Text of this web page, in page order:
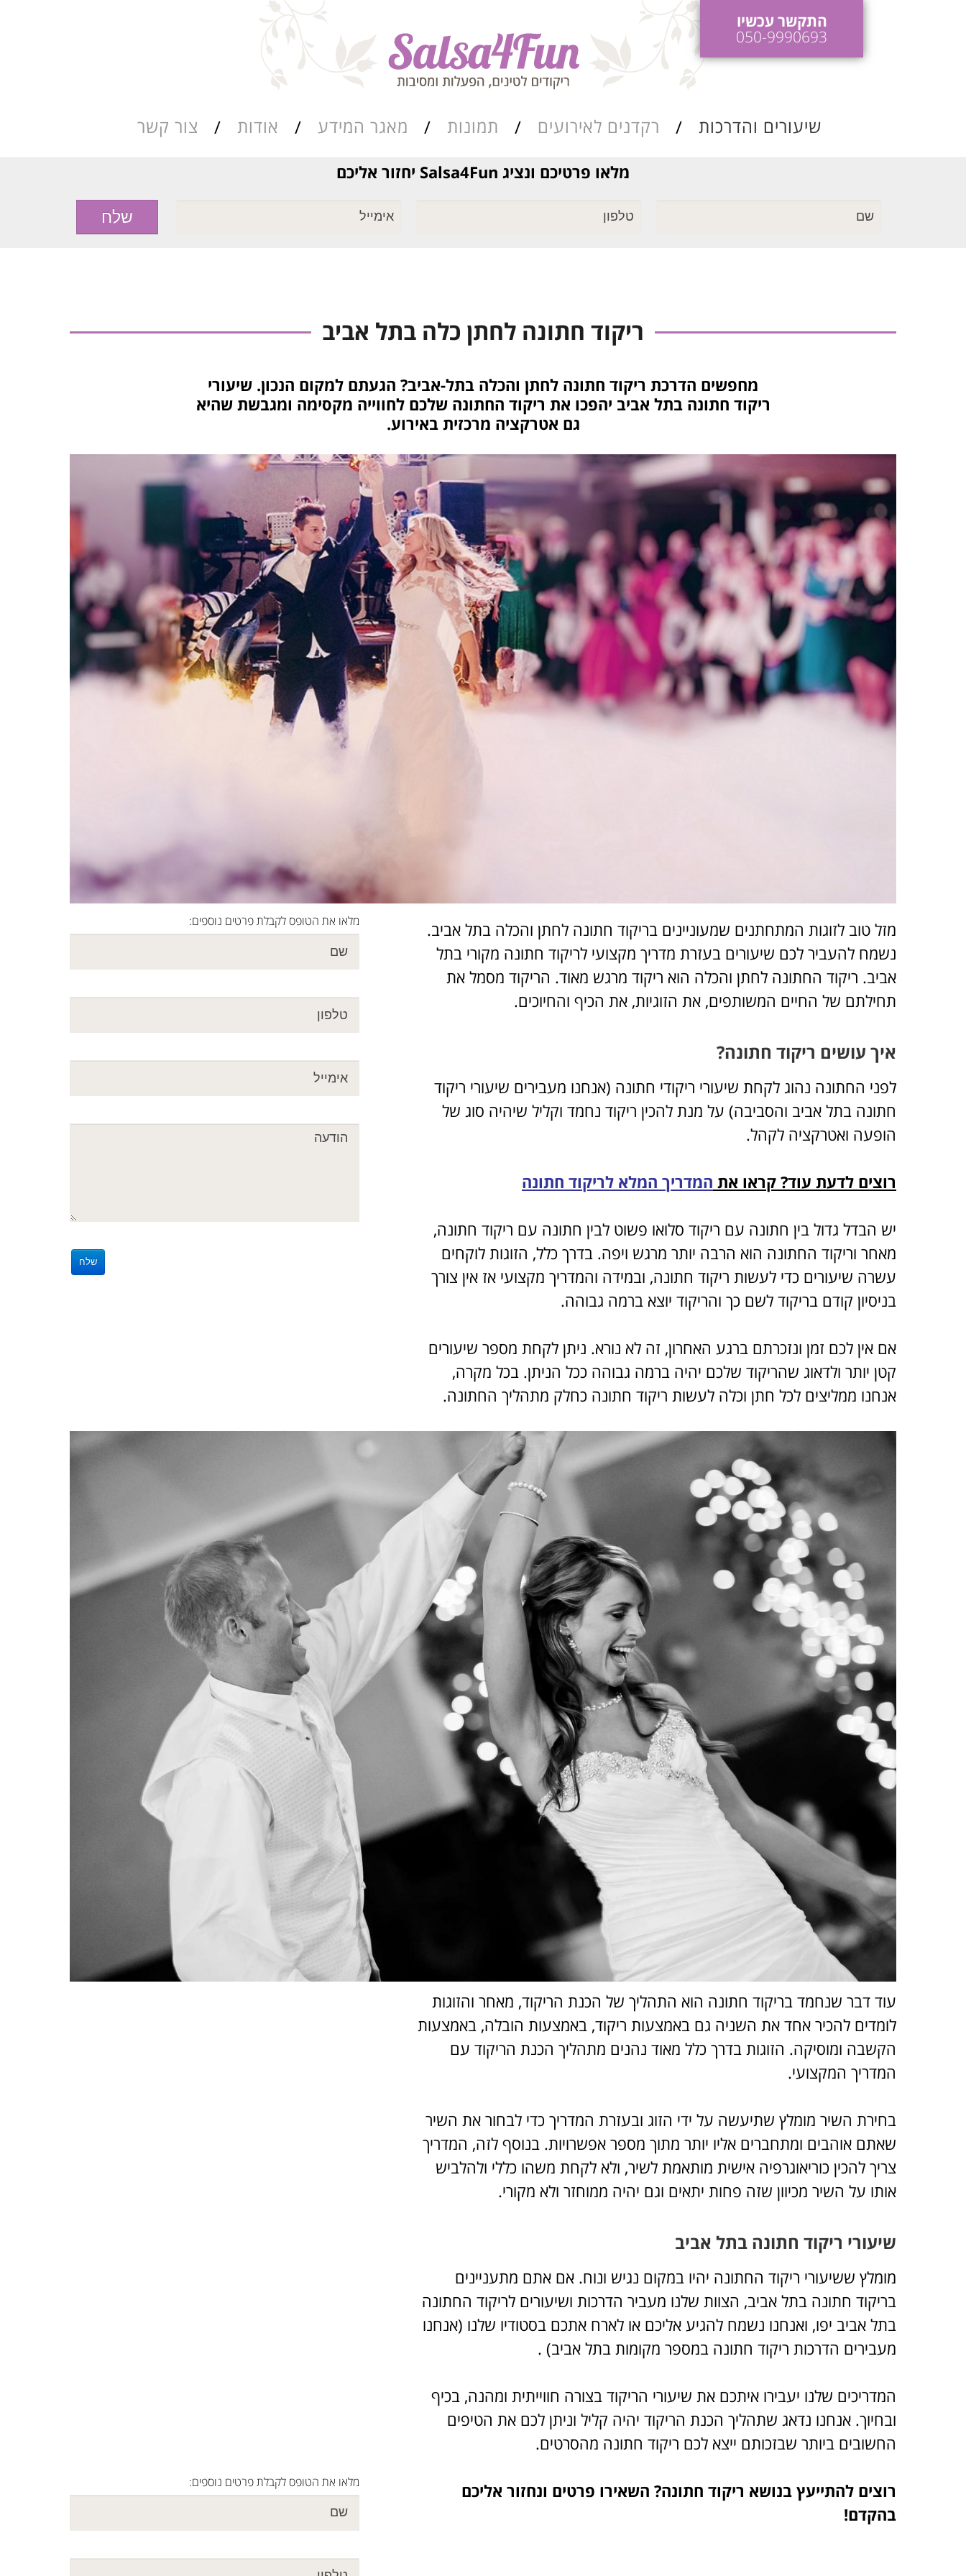
התקשר עכשיו
050-9990693
שיעורים והדרכות רקדנים לאירועים תמונות מאגר המידע
ריקוד שורות
אודות צור קשר
מלאו פרטיכם ונציג Salsa4Fun יחזור אליכם
ריקוד חתונה לחתן כלה בתל אביב
מחפשים הדרכת ריקוד חתונה לחתן והכלה בתל-אביב? הגעתם למקום הנכון. שיעורי
ריקוד חתונה בתל אביב יהפכו את ריקוד החתונה שלכם לחווייה מקסימה ומגבשת שהיא
גם אטרקציה מרכזית באירוע.
מלאו את הטופס לקבלת פרטים נוספים:
מזל טוב לזוגות המתחתנים שמעוניינים בריקוד חתונה לחתן והכלה בתל אביב.
נשמח להעביר לכם שיעורים בעזרת מדריך מקצועי לריקוד חתונה מקורי בתל
אביב. ריקוד החתונה לחתן והכלה הוא ריקוד מרגש מאוד. הריקוד מסמל את
תחילתם של החיים המשותפים, את הזוגיות, את הכיף והחיוכים.
איך עושים ריקוד חתונה?
לפני החתונה נהוג לקחת שיעורי ריקודי חתונה (אנחנו מעבירים שיעורי ריקוד
חתונה בתל אביב והסביבה) על מנת להכין ריקוד נחמד וקליל שיהיה סוג של
הופעה ואטרקציה לקהל.
רוצים לדעת עוד? קראו את המדריך המלא לריקוד חתונה
יש הבדל גדול בין חתונה עם ריקוד סלואו פשוט לבין חתונה עם ריקוד חתונה,
מאחר וריקוד החתונה הוא הרבה יותר מרגש ויפה. בדרך כלל, הזוגות לוקחים
עשרה שיעורים כדי לעשות ריקוד חתונה, ובמידה והמדריך מקצועי אז אין צורך
בניסיון קודם בריקוד לשם כך והריקוד יוצא ברמה גבוהה.
אם אין לכם זמן ונזכרתם ברגע האחרון, זה לא נורא. ניתן לקחת מספר שיעורים
קטן יותר ולדאוג שהריקוד שלכם יהיה ברמה גבוהה ככל הניתן. בכל מקרה,
אנחנו ממליצים לכל חתן וכלה לעשות ריקוד חתונה כחלק מתהליך החתונה.
עוד דבר שנחמד בריקוד חתונה הוא התהליך של הכנת הריקוד, מאחר והזוגות
לומדים להכיר אחד את השניה גם באמצעות ריקוד, באמצעות הובלה, באמצעות
הקשבה ומוסיקה. הזוגות בדרך כלל מאוד נהנים מתהליך הכנת הריקוד עם
המדריך המקצועי.
בחירת השיר מומלץ שתיעשה על ידי הזוג ובעזרת המדריך כדי לבחור את השיר
שאתם אוהבים ומתחברים אליו יותר מתוך מספר אפשרויות. בנוסף לזה, המדריך
צריך להכין כוריאוגרפיה אישית מותאמת לשיר, ולא לקחת משהו כללי ולהלביש
אותו על השיר מכיוון שזה פחות יתאים וגם יהיה ממוחזר ולא מקורי.
שיעורי ריקוד חתונה בתל אביב
מומלץ ששיעורי ריקוד החתונה יהיו במקום נגיש ונוח. אם אתם מתעניינים
בריקוד חתונה בתל אביב, הצוות שלנו מעביר הדרכות ושיעורים לריקוד החתונה
בתל אביב יפו, ואנחנו נשמח להגיע אליכם או לארח אתכם בסטודיו שלנו (אנחנו
מעבירים הדרכות ריקוד חתונה במספר מקומות בתל אביב) .
המדריכים שלנו יעבירו איתכם את שיעורי הריקוד בצורה חווייתית ומהנה, בכיף
ובחיוך. אנחנו נדאג שתהליך הכנת הריקוד יהיה קליל וניתן לכם את הטיפים
החשובים ביותר שבזכותם ייצא לכם ריקוד חתונה מהסרטים.
מלאו את הטופס לקבלת פרטים נוספים:
רוצים להתייעץ בנושא ריקוד חתונה? השאירו פרטים ונחזור אליכם
בהקדם!